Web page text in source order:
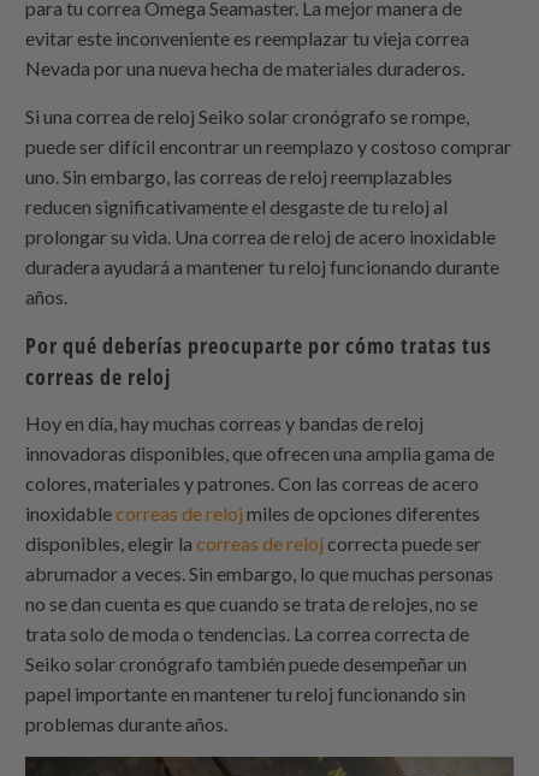
para tu correa Omega Seamaster. La mejor manera de
evitar este inconveniente es reemplazar tu vieja correa
Nevada por una nueva hecha de materiales duraderos.
Si una correa de reloj Seiko solar cronógrafo se rompe,
puede ser difícil encontrar un reemplazo y costoso comprar
uno. Sin embargo, las correas de reloj reemplazables
reducen significativamente el desgaste de tu reloj al
prolongar su vida. Una correa de reloj de acero inoxidable
duradera ayudará a mantener tu reloj funcionando durante
años.
Por qué deberías preocuparte por cómo tratas tus
correas de reloj
Hoy en día, hay muchas correas y bandas de reloj
innovadoras disponibles, que ofrecen una amplia gama de
colores, materiales y patrones. Con las correas de acero
inoxidablecorreas de reloj miles de opciones diferentes
disponibles, elegir lacorreas de reloj correcta puede ser
abrumador a veces. Sin embargo, lo que muchas personas
no se dan cuenta es que cuando se trata de relojes, no se
trata solo de moda o tendencias. La correa correcta de
Seiko solar cronógrafo también puede desempeñar un
papel importante en mantener tu reloj funcionando sin
problemas durante años.